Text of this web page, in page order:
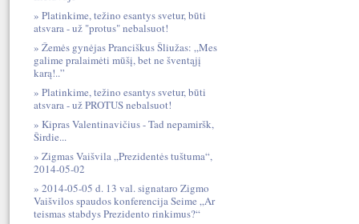
Platinkime, težino esantys svetur, būti
atsvara - už "protus" nebalsuot!
Žemės gynėjas Pranciškus Šliužas: „Mes
galime pralaimėti mūšį, bet ne šventąjį
karą!..”
Platinkime, težino esantys svetur, būti
atsvara - už PROTUS nebalsuot!
Kipras Valentinavičius - Tad nepamiršk,
Širdie...
Zigmas Vaišvila „Prezidentės tuštuma“,
2014-05-02
2014-05-05 d. 13 val. signataro Zigmo
Vaišvilos spaudos konferencija Seime „Ar
teismas stabdys Prezidento rinkimus?“